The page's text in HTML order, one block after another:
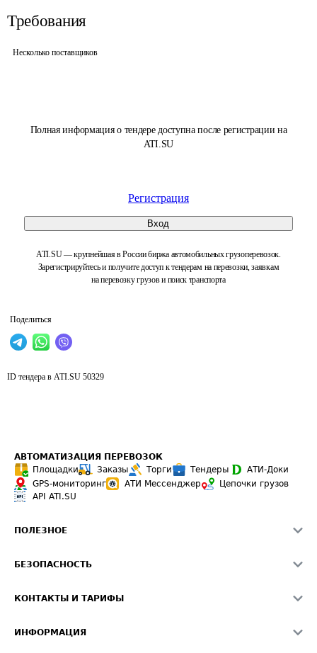
Полная информация о тендере доступна после регистрации на
ATI.SU
Регистрация
Вход
ATI.SU — крупнейшая в России биржа автомобильных грузоперевозок.
Зарегистрируйтесь и получите доступ к тендерам на перевозки, заявкам
на перевозку грузов и поиск транспорта
Поделиться
Требования
Несколько поставщиков
ID тендера в ATI.SU 50329
АВТОМАТИЗАЦИЯ ПЕРЕВОЗОК
Площадки
Заказы Торги Тендеры
АТИ-Доки
GPS-мониторинг
АТИ Мессенджер
Цепочки грузов
API ATI.SU
ПОЛЕЗНОЕ
Звезды ATI.SU на вашем сайте
Средние ставки
БЕЗОПАСНОСТЬ
Светофор+
КОНТАКТЫ И ТАРИФЫ
ИНФОРМАЦИЯ